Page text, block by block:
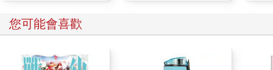
您可能會喜歡